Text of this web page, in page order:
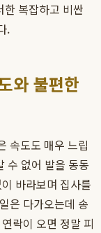
한 복잡하고 비싼
.
와 불편한
속도도 매우 느립
수 없어 발을 동동
바라보며 집사를
은 다가오는데 송
락이 오면 정말 피